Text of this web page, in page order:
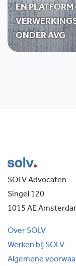
EN
ONDER AVG
SOLV Advocaten
Singel 120
1015 AE
Over SOLV
Werken bij SOLV
Algemene